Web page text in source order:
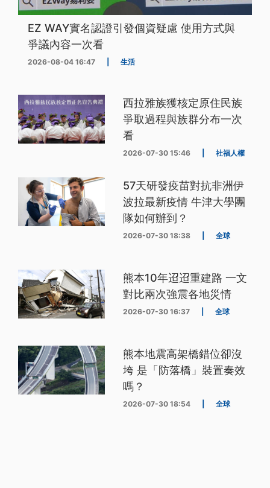
EZ WAY實名認證引發個資疑慮 使用方式與
爭議內容一次看
2026-08-04 16:47 生活
西拉雅族獲核定原住民族
爭取過程與族群分布一次
看
2026-07-30 15:46 社福人權
57天研發疫苗對抗非洲伊
波拉最新疫情 牛津大學團
隊如何辦到？
2026-07-30 18:38 全球
熊本10年迢迢重建路 一文
對比兩次強震各地災情
2026-07-30 16:37 全球
熊本地震高架橋錯位卻沒
垮 是「防落橋」裝置奏效
嗎？
2026-07-30 18:54 全球